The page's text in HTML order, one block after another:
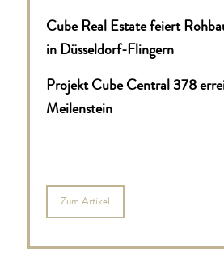
Cube Real Estate feiert
in Düsseldorf-Flingern
Projekt Cube Central 378
Meilenstein
Zum Artikel